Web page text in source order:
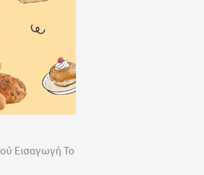
Εισαγωγή Το